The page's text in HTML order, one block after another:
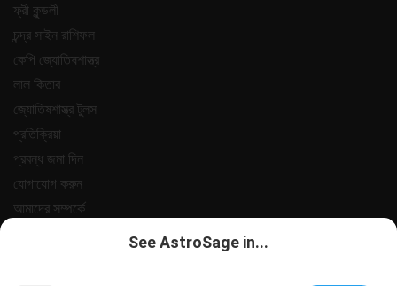
ফ্রী কুন্ডলী
চন্দ্র সাইন রাশিফল
কেপি জ্যোতিষশাস্ত্র
লাল কিতাব
জ্যোতিষশাস্ত্র টুলস
প্রতিক্রিয়া
প্রবন্ধ জমা দিন
যোগাযোগ করুন
আমাদের সম্পর্কে
See AstroSage in...